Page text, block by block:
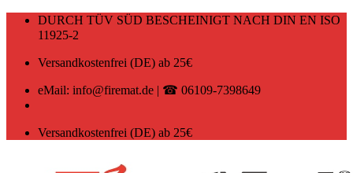
Zum
DURCH TÜV SÜD BESCHEINIGT NACH DIN EN ISO
11925-2
Versandkostenfrei (DE) ab 25€
eMail: info@firemat.de | ☎ 06109-7398649
Versandkostenfrei (DE) ab 25€